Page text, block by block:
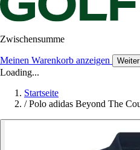
Zwischensumme
Meinen Warenkorb anzeigen
Loading...
Startseite
/ Polo adidas Beyond The